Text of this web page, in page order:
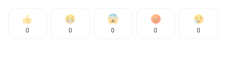
0 0 0 0 0